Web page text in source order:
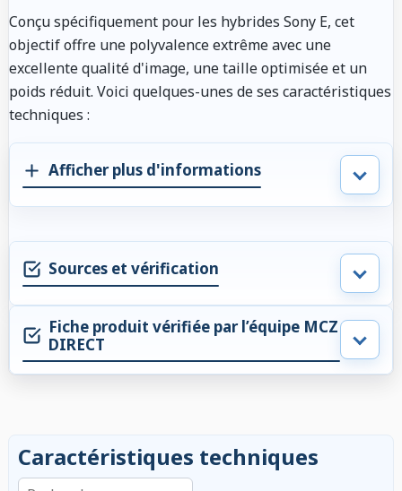
Conçu spécifiquement pour les hybrides Sony E, cet
objectif offre une polyvalence extrême avec une
excellente qualité d'image, une taille optimisée et un
poids réduit. Voici quelques-unes de ses caractéristiques
techniques :
Afficher plus d'informations
Sources et vérification
Fiche produit vérifiée par l’équipe MCZ
DIRECT
Caractéristiques techniques
Rechercher dans les caractéristiques